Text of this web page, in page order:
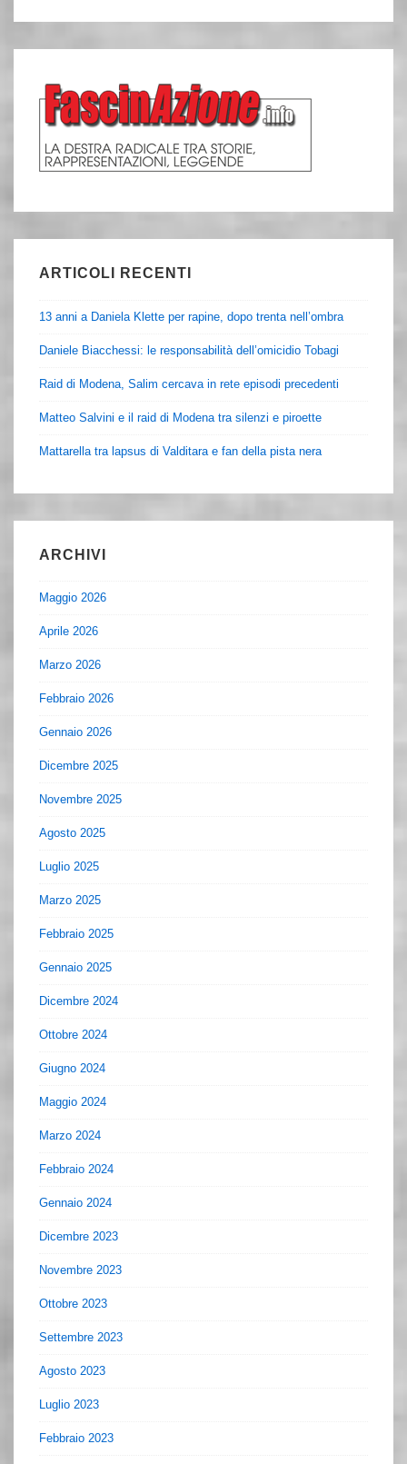
ARTICOLI RECENTI
13 anni a Daniela Klette per rapine, dopo trenta nell’ombra
Daniele Biacchessi: le responsabilità dell’omicidio Tobagi
Raid di Modena, Salim cercava in rete episodi precedenti
Matteo Salvini e il raid di Modena tra silenzi e piroette
Mattarella tra lapsus di Valditara e fan della pista nera
ARCHIVI
Maggio 2026
Aprile 2026
Marzo 2026
Febbraio 2026
Gennaio 2026
Dicembre 2025
Novembre 2025
Agosto 2025
Luglio 2025
Marzo 2025
Febbraio 2025
Gennaio 2025
Dicembre 2024
Ottobre 2024
Giugno 2024
Maggio 2024
Marzo 2024
Febbraio 2024
Gennaio 2024
Dicembre 2023
Novembre 2023
Ottobre 2023
Settembre 2023
Agosto 2023
Luglio 2023
Febbraio 2023